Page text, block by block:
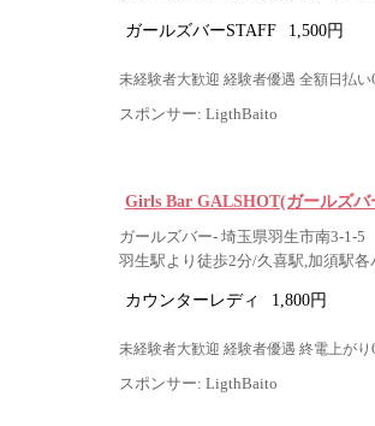
ガールズバーSTAFF 1,500円
未経験者大歓迎 経験者優遇 全額日払
スポンサー: LigthBaito
Girls Bar GALSHOT(ガールズ
ガールズバー- 埼玉県羽生市南3-1-5
羽生駅より徒歩2分/久喜駅,加須駅各
カウンターレディ 1,800円
未経験者大歓迎 経験者優遇 終電上が
スポンサー: LigthBaito